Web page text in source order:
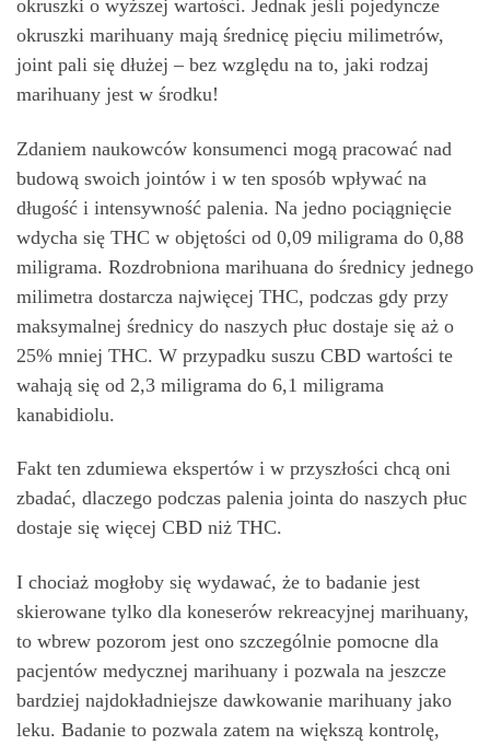
okruszki o wyższej wartości. Jednak jeśli pojedyncze
okruszki marihuany mają średnicę pięciu milimetrów,
joint pali się dłużej – bez względu na to, jaki rodzaj
marihuany jest w środku!
Zdaniem naukowców konsumenci mogą pracować nad
budową swoich jointów i w ten sposób wpływać na
długość i intensywność palenia. Na jedno pociągnięcie
wdycha się THC w objętości od 0,09 miligrama do 0,88
miligrama. Rozdrobniona marihuana do średnicy jednego
milimetra dostarcza najwięcej THC, podczas gdy przy
maksymalnej średnicy do naszych płuc dostaje się aż o
25% mniej THC. W przypadku suszu CBD wartości te
wahają się od 2,3 miligrama do 6,1 miligrama
kanabidiolu.
Fakt ten zdumiewa ekspertów i w przyszłości chcą oni
zbadać, dlaczego podczas palenia jointa do naszych płuc
dostaje się więcej CBD niż THC.
I chociaż mogłoby się wydawać, że to badanie jest
skierowane tylko dla koneserów rekreacyjnej marihuany,
to wbrew pozorom jest ono szczególnie pomocne dla
pacjentów medycznej marihuany i pozwala na jeszcze
bardziej najdokładniejsze dawkowanie marihuany jako
leku. Badanie to pozwala zatem na większą kontrolę,